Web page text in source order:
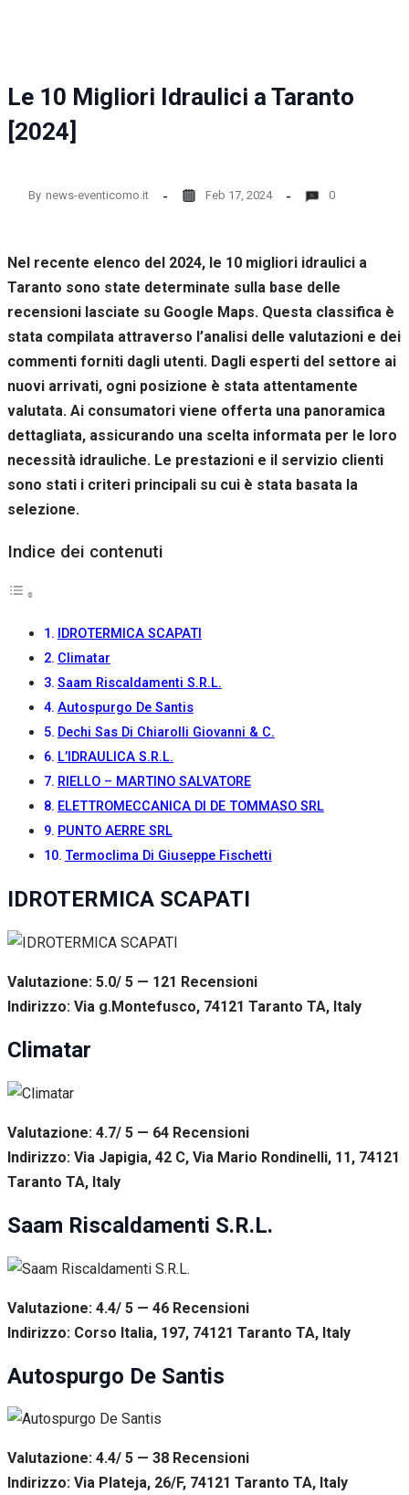
Le 10 Migliori Idraulici a Taranto
[2024]
By news-eventicomo.it Feb 17, 2024 0
Nel recente elenco del 2024, le 10 migliori idraulici a
Taranto sono state determinate sulla base delle
recensioni lasciate su Google Maps. Questa classifica è
stata compilata attraverso l’analisi delle valutazioni e dei
commenti forniti dagli utenti. Dagli esperti del settore ai
nuovi arrivati, ogni posizione è stata attentamente
valutata. Ai consumatori viene offerta una panoramica
dettagliata, assicurando una scelta informata per le loro
necessità idrauliche. Le prestazioni e il servizio clienti
sono stati i criteri principali su cui è stata basata la
selezione.
Indice dei contenuti
IDROTERMICA SCAPATI
Climatar
Saam Riscaldamenti S.R.L.
Autospurgo De Santis
Dechi Sas Di Chiarolli Giovanni & C.
L’IDRAULICA S.R.L.
RIELLO – MARTINO SALVATORE
ELETTROMECCANICA DI DE TOMMASO SRL
PUNTO AERRE SRL
Termoclima Di Giuseppe Fischetti
IDROTERMICA SCAPATI
Valutazione: 5.0/ 5 — 121 Recensioni
Indirizzo: Via g.Montefusco, 74121 Taranto TA, Italy
Climatar
Valutazione: 4.7/ 5 — 64 Recensioni
Indirizzo: Via Japigia, 42 C, Via Mario Rondinelli, 11, 74121
Taranto TA, Italy
Saam Riscaldamenti S.R.L.
Valutazione: 4.4/ 5 — 46 Recensioni
Indirizzo: Corso Italia, 197, 74121 Taranto TA, Italy
Autospurgo De Santis
Valutazione: 4.4/ 5 — 38 Recensioni
Indirizzo: Via Plateja, 26/F, 74121 Taranto TA, Italy